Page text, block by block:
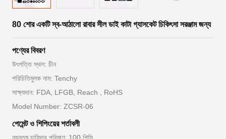
80 শোর একটি স্ব-আঠালো রাবার সীল ডাই কাটা গ্যাসকেট চিকিৎসা সরঞ্জাম জন্য
পণ্যের বিবরণ
উৎপত্তি স্থল: চীন
পরিচিতিমুলক নাম: Tenchy
সাক্ষ্যদান: FDA, LFGB, Reach , RoHS
Model Number: ZCSR-06
পেমেন্ট ও শিপিংয়ের শর্তাবলী